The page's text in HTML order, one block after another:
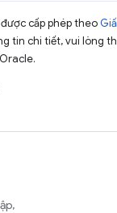
cấp phép theo
tin chi tiết, vui lòng